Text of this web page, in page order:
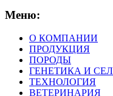
Меню:
О КОМПАНИИ
ПРОДУКЦИЯ
ПОРОДЫ
ГЕНЕТИКА И
ТЕХНОЛОГИЯ
ВЕТЕРИНАРИЯ